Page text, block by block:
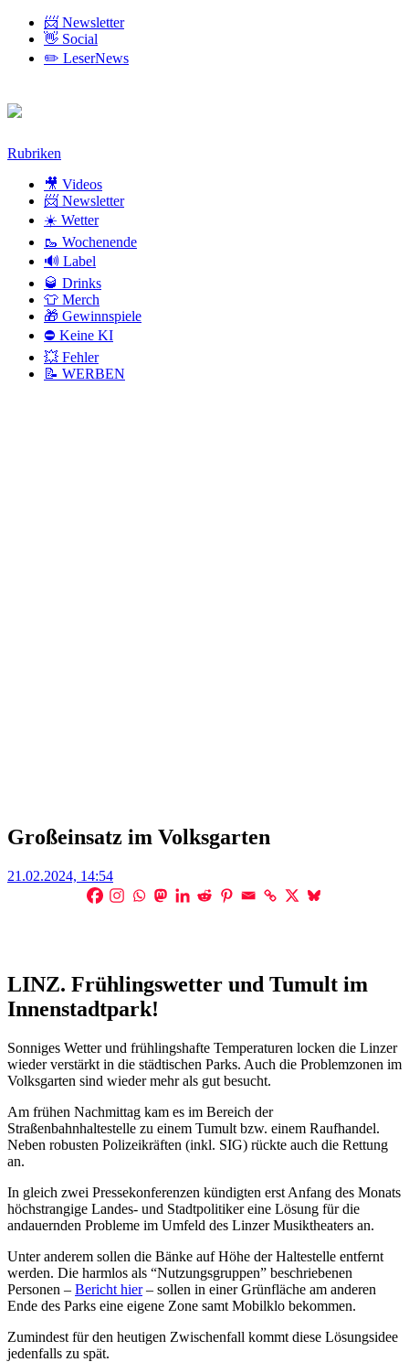
📨 Newsletter
👋 Social
✏️ LeserNews
Zum
Rubriken
🎥 Videos
📨 Newsletter
☀️ Wetter
🥾 Wochenende
🔊 Label
🥃 Drinks
👕 Merch
🎁 Gewinnspiele
⛔ Keine KI
💥 Fehler
📝 WERBEN
Großeinsatz im Volksgarten
Posted
21.02.2024, 14:54
LINZ. Frühlingswetter und Tumult im
Innenstadtpark!
Sonniges Wetter und frühlingshafte Temperaturen locken die Linzer
wieder verstärkt in die städtischen Parks. Auch die Problemzonen im
Volksgarten sind wieder mehr als gut besucht.
Am frühen Nachmittag kam es im Bereich der
Straßenbahnhaltestelle zu einem Tumult bzw. einem Raufhandel.
Neben robusten Polizeikräften (inkl. SIG) rückte auch die Rettung
an.
In gleich zwei Pressekonferenzen kündigten erst Anfang des Monats
höchstrangige Landes- und Stadtpolitiker eine Lösung für die
andauernden Probleme im Umfeld des Linzer Musiktheaters an.
Unter anderem sollen die Bänke auf Höhe der Haltestelle entfernt
werden. Die harmlos als “Nutzungsgruppen” beschriebenen
Personen – Bericht hier– sollen in einer Grünfläche am anderen
Ende des Parks eine eigene Zone samt Mobilklo bekommen.
Zumindest für den heutigen Zwischenfall kommt diese Lösungsidee
jedenfalls zu spät.